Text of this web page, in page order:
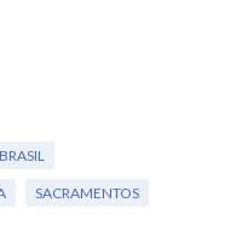
SACRAMENTOS